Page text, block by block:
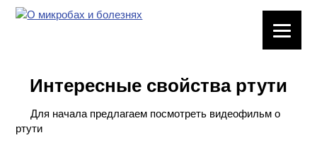
ХИМИЧЕСКАЯ
Интересные свойства ртути
Для начала предлагаем посмотреть видеофильм о
ртути